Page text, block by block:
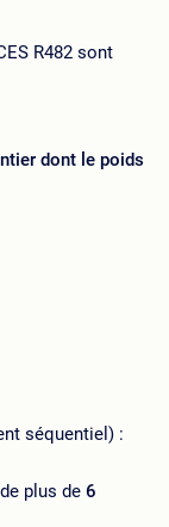
R482 sont
dont le poids
séquentiel) :
plus de 6